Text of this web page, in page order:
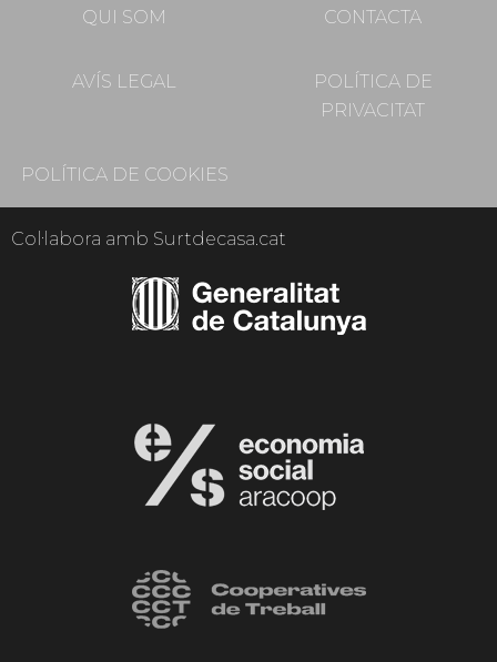
QUI SOM CONTACTA
AVÍS LEGAL
POLÍTICA DE
PRIVACITAT
POLÍTICA DE COOKIES
Col·labora amb Surtdecasa.cat